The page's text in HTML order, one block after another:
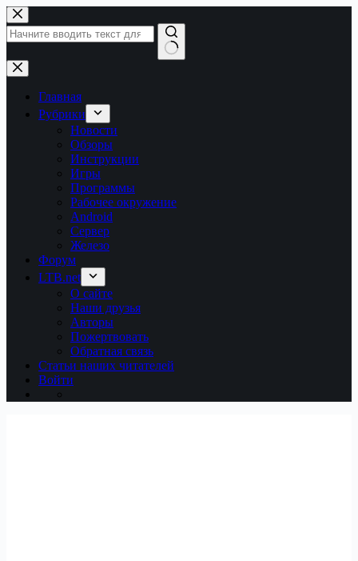
Перейти
к
сути
Ничего
не
найденоГлавная
Рубрики
Новости
Обзоры
Инструкции
Игры
Программы
Рабочее окружение
Android
Сервер
Железо
Форум
LTB.net
О сайте
Наши друзья
Авторы
Пожертвовать
Обратная связь
Статьи наших читателей
Войти